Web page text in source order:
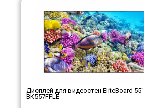
Дисплей для видеостен EliteBoard 55"
BK557FFLE